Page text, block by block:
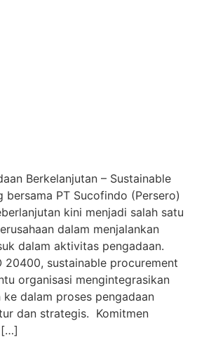
Berkelanjutan – Sustainable
bersama PT Sucofindo (Persero)
kini menjadi salah satu
dalam menjalankan
dalam aktivitas pengadaan.
20400, sustainable procurement
organisasi mengintegrasikan
dalam proses pengadaan
dan strategis. Komitmen
[…]